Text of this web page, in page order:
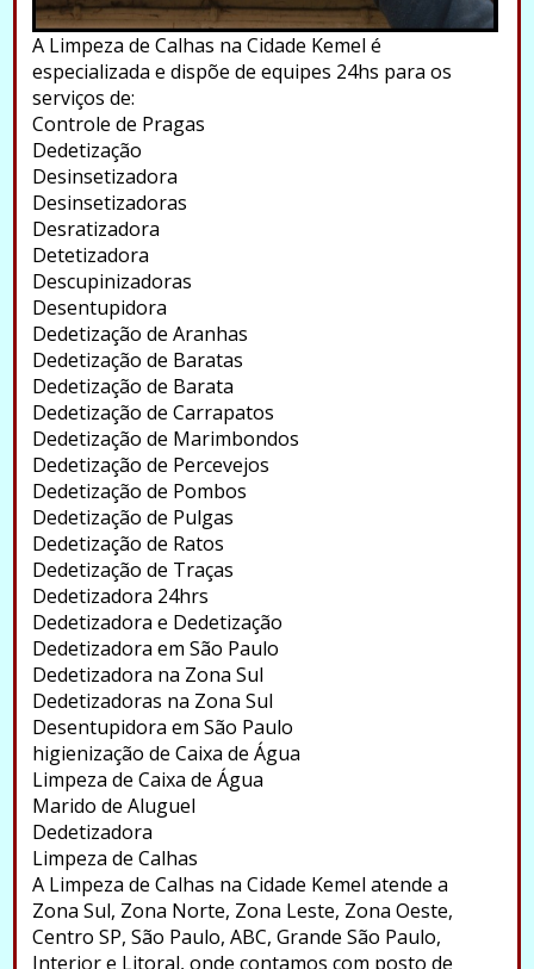
A Limpeza de Calhas na Cidade Kemel é
especializada e dispõe de equipes 24hs para os
serviços de:
Controle de Pragas
Dedetização
Desinsetizadora
Desinsetizadoras
Desratizadora
Detetizadora
Descupinizadoras
Desentupidora
Dedetização de Aranhas
Dedetização de Baratas
Dedetização de Barata
Dedetização de Carrapatos
Dedetização de Marimbondos
Dedetização de Percevejos
Dedetização de Pombos
Dedetização de Pulgas
Dedetização de Ratos
Dedetização de Traças
Dedetizadora 24hrs
Dedetizadora e Dedetização
Dedetizadora em São Paulo
Dedetizadora na Zona Sul
Dedetizadoras na Zona Sul
Desentupidora em São Paulo
higienização de Caixa de Água
Limpeza de Caixa de Água
Marido de Aluguel
Dedetizadora
Limpeza de Calhas
A Limpeza de Calhas na Cidade Kemel atende a
Zona Sul, Zona Norte, Zona Leste, Zona Oeste,
Centro SP, São Paulo, ABC, Grande São Paulo,
Interior e Litoral, onde contamos com posto de